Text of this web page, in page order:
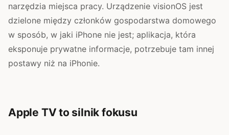
narzędzia miejsca pracy. Urządzenie visionOS jest
dzielone między członków gospodarstwa domowego
w sposób, w jaki iPhone nie jest; aplikacja, która
eksponuje prywatne informacje, potrzebuje tam innej
postawy niż na iPhonie.
Apple TV to silnik fokusu